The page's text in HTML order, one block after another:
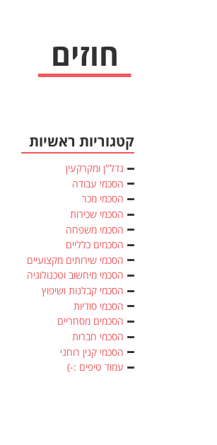
קטגוריות ראשיות
נדל"ן ומקרקעין
הסכמי עבודה
הסכמי מכר
הסכמי שכירות
הסכמי משפחה
הסכמים כלליים
הסכמי שירותים מקצועיים
הסכמי מיחשוב וטכנולוגיה
הסכמי קבלנות ושיפוץ
הסכמי סודיות
הסכמים מסחריים
הסכמי חברות
הסכמי קנין רוחני
עמוד טיפים :-)